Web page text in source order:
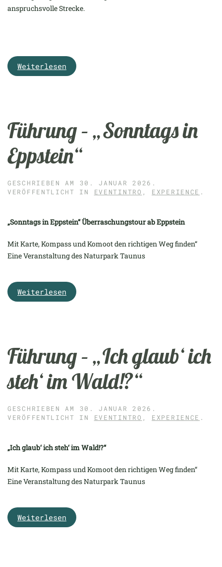
anspruchsvolle Strecke.
Weiterlesen
Führung – „Sonntags in
Eppstein“
GESCHRIEBEN AM 30. JANUAR 2026 .
VERÖFFENTLICHT IN EVENTINTRO , EXPERIENCE .
„Sonntags in Eppstein“ Überraschungstour ab Eppstein
Mit Karte, Kompass und Komoot den richtigen Weg finden“
Eine Veranstaltung des Naturpark Taunus
Weiterlesen
Führung – „Ich glaub‘ ich
steh‘ im Wald!?“
GESCHRIEBEN AM 30. JANUAR 2026 .
VERÖFFENTLICHT IN EVENTINTRO , EXPERIENCE .
„Ich glaub‘ ich steh‘ im Wald!?“
Mit Karte, Kompass und Komoot den richtigen Weg finden“
Eine Veranstaltung des Naturpark Taunus
Weiterlesen